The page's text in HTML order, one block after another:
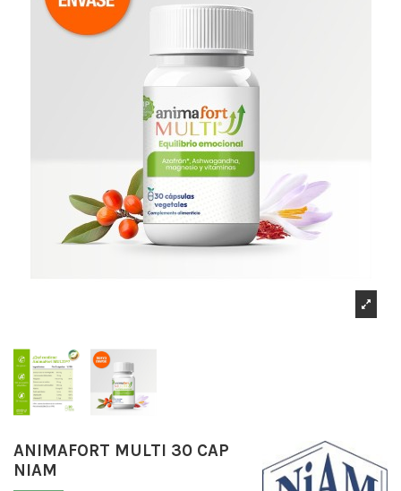
ANIMAFORT MULTI 30 CAP
NIAM